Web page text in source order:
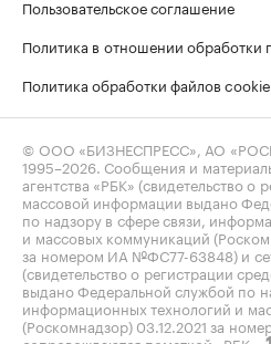
Пользовательское соглашение
Политика в отношении обработки
Политика обработки файлов cookie
© ООО «БИЗНЕСПРЕСС», АО
1995–2026 . Сообщения и
агентства «РБК» (свидетельство о
массовой информации выдано
по надзору в сфере связи,
и массовых коммуникаций
за номером ИА №ФС77-63848) и
(свидетельство о регистрации
выдано Федеральной службой по
информационных технологий и
(Роскомнадзор) 03.12.2021 за